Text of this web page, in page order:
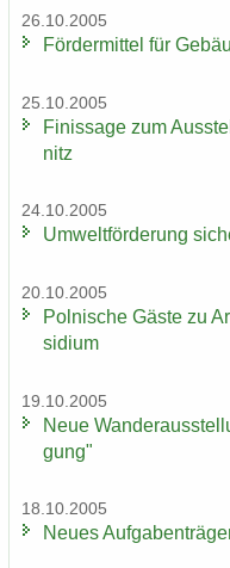
26.10.2005
För­der­mit­tel für
25.10.2005
Fi­nis­sa­ge zum
nitz
24.10.2005
Um­welt­för­de­rung
20.10.2005
Pol­ni­sche Gäste zu
si­di­um
19.10.2005
Neue
gung"
18.10.2005
Neues